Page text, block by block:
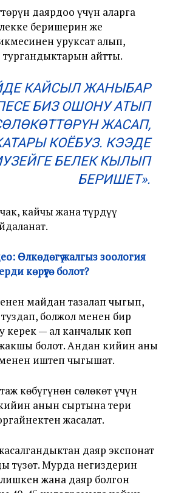
даярдоо үчүн аларга
беришерин же
уруксат алып,
тургандыктарын айтты.
КАЙСЫЛ ЖАНЫБАР
БИЗ ОШОНУ АТЫП
ЖАСАП,
КОЁБУЗ. КЭЭДЕ
БЕЛЕК КЫЛЫП
БЕРИШЕТ».
кайчы жана түрдүү
Өлкөдөгү жалгыз зоология
көрүүгө болот?
майдан тазалап чыгып,
болжол менен бир
— ал канчалык көп
болот. Андан кийин аны
иштеп чыгышат.
көбүгүнөн сөлөкөт үчүн
анын сыртына тери
жасалат.
даяр экспонат
түзөт. Мурда негиздерин
жана даяр болгон